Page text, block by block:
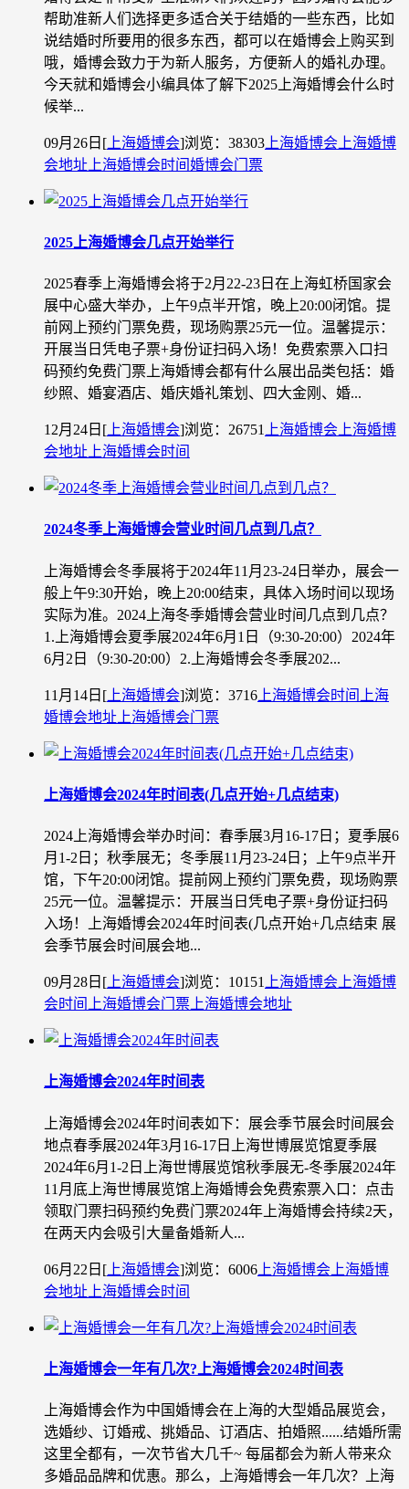
帮助准新人们选择更多适合关于结婚的一些东西，比如
说结婚时所要用的很多东西，都可以在婚博会上购买到
哦，婚博会致力于为新人服务，方便新人的婚礼办理。
今天就和婚博会小编具体了解下2025上海婚博会什么时
候举...
09月26日 [ 上海婚博会]浏览：38303 上海婚博会 上海婚博
会地址 上海婚博会时间婚博会门票
2025上海婚博会几点开始举行
2025春季上海婚博会将于2月22-23日在上海虹桥国家会
展中心盛大举办，上午9点半开馆，晚上20:00闭馆。提
前网上预约门票免费，现场购票25元一位。温馨提示：
开展当日凭电子票+身份证扫码入场！免费索票入口扫
码预约免费门票上海婚博会都有什么展出品类包括：婚
纱照、婚宴酒店、婚庆婚礼策划、四大金刚、婚...
12月24日 [ 上海婚博会]浏览：26751 上海婚博会 上海婚博
会地址 上海婚博会时间
2024冬季上海婚博会营业时间几点到几点？
上海婚博会冬季展将于2024年11月23-24日举办，展会一
般上午9:30开始，晚上20:00结束，具体入场时间以现场
实际为准。2024上海冬季婚博会营业时间几点到几点？
1.上海婚博会夏季展2024年6月1日（9:30-20:00）2024年
6月2日（9:30-20:00）2.上海婚博会冬季展202...
11月14日 [ 上海婚博会]浏览：3716 上海婚博会时间
上海
婚博会地址 上海婚博会门票
上海婚博会2024年时间表(几点开始+几点结束)
2024上海婚博会举办时间：春季展3月16-17日；夏季展6
月1-2日；秋季展无；冬季展11月23-24日；上午9点半开
馆，下午20:00闭馆。提前网上预约门票免费，现场购票
25元一位。温馨提示：开展当日凭电子票+身份证扫码
入场！上海婚博会2024年时间表(几点开始+几点结束 展
会季节展会时间展会地...
09月28日 [ 上海婚博会]浏览：10151 上海婚博会 上海婚博
会时间
上海婚博会门票 上海婚博会地址
上海婚博会2024年时间表
上海婚博会2024年时间表如下：展会季节展会时间展会
地点春季展2024年3月16-17日上海世博展览馆夏季展
2024年6月1-2日上海世博展览馆秋季展无-冬季展2024年
11月底上海世博展览馆上海婚博会免费索票入口：点击
领取门票扫码预约免费门票2024年上海婚博会持续2天，
在两天内会吸引大量备婚新人...
06月22日 [ 上海婚博会]浏览：6006 上海婚博会 上海婚博
会地址 上海婚博会时间
上海婚博会一年有几次?上海婚博会2024时间表
上海婚博会作为中国婚博会在上海的大型婚品展览会，
选婚纱、订婚戒、挑婚品、订酒店、拍婚照......结婚所需
这里全都有，一次节省大几千~ 每届都会为新人带来众
多婚品品牌和优惠。那么，上海婚博会一年几次？上海